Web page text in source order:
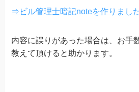
⇒ビル管理士暗記noteを作りまし
内容に誤りがあった場合は、お手
教えて頂けると助かります。